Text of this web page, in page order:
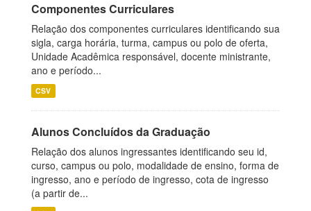
Componentes Curriculares
Relação dos componentes curriculares identificando sua
sigla, carga horária, turma, campus ou polo de oferta,
Unidade Acadêmica responsável, docente ministrante,
ano e período...
CSV
Alunos Concluídos da Graduação
Relação dos alunos ingressantes identificando seu id,
curso, campus ou polo, modalidade de ensino, forma de
ingresso, ano e período de ingresso, cota de ingresso
(a partir de...